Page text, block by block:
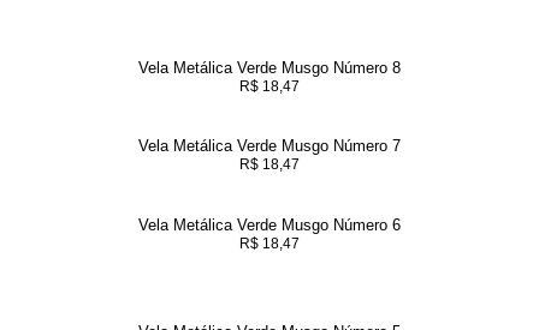
Vela Metálica Verde Musgo Número 8
R$ 18,47
Vela Metálica Verde Musgo Número 7
R$ 18,47
Vela Metálica Verde Musgo Número 6
R$ 18,47